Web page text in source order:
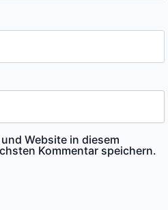
Website in diesem
Kommentar speichern.